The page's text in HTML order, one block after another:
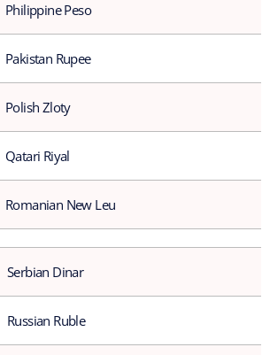
Philippine Peso
Pakistan Rupee
Polish Zloty
Qatari Riyal
Romanian New Leu
Serbian Dinar
Russian Ruble